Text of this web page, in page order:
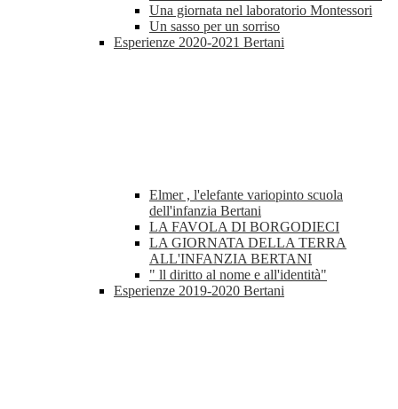
Una giornata nel laboratorio Montessori
Un sasso per un sorriso
Esperienze 2020-2021 Bertani
Elmer , l'elefante variopinto scuola
dell'infanzia Bertani
LA FAVOLA DI BORGODIECI
LA GIORNATA DELLA TERRA
ALL'INFANZIA BERTANI
" ll diritto al nome e all'identità"
Esperienze 2019-2020 Bertani